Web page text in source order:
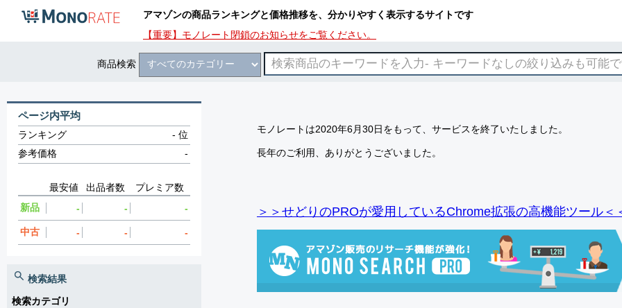
アマゾンの商品ランキングと価格推移を、分かりやすく表示するサイトです
【重要】モノレート閉鎖のお知らせをご覧ください。
商品検索
モノレートは2020年6月30日をもって、サービスを終了いたしました。
長年のご利用、ありがとうございました。
＞＞せどりのPROが愛用しているChrome拡張の高機能ツール＜
ページ内平均
ランキング -位
参考価格
-
最安値 出品者数
プレミア数
新品
- - -
中古 - - -
検索結果
検索カテゴリ